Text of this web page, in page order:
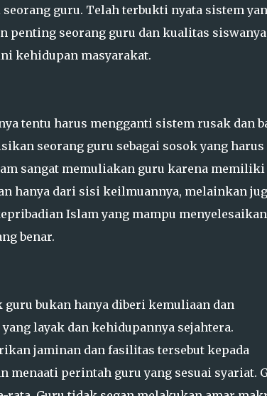
guru. Telah terbukti nyata sistem
penting seorang guru dan kualitas
kehidupan masyarakat.
tentu harus mengganti sistem rusak dan
seorang guru sebagai sosok yang harus
sangat memuliakan guru karena memiliki
hanya dari sisi keilmuannya, melainkan
Islam yang mampu menyelesaikan
benar.
bukan hanya diberi kemuliaan dan
layak dan kehidupannya sejahtera.
jaminan dan fasilitas tersebut kepada
menaati perintah guru yang sesuai syariat.